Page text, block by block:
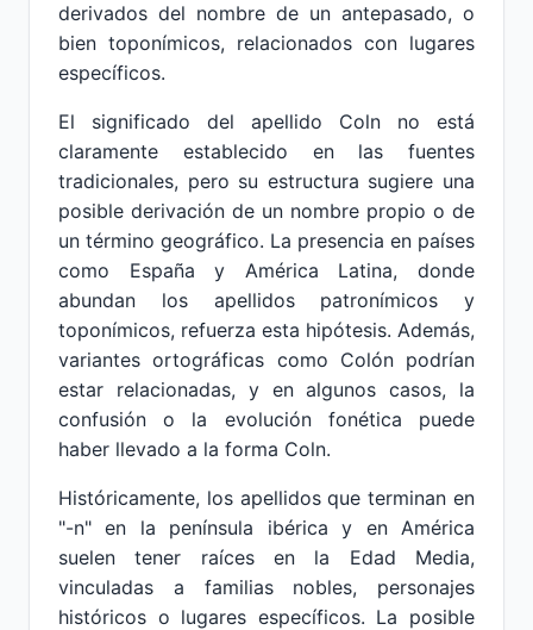
derivados del nombre de un antepasado, o
bien toponímicos, relacionados con lugares
específicos.
El significado del apellido Coln no está
claramente establecido en las fuentes
tradicionales, pero su estructura sugiere una
posible derivación de un nombre propio o de
un término geográfico. La presencia en países
como España y América Latina, donde
abundan los apellidos patronímicos y
toponímicos, refuerza esta hipótesis. Además,
variantes ortográficas como Colón podrían
estar relacionadas, y en algunos casos, la
confusión o la evolución fonética puede
haber llevado a la forma Coln.
Históricamente, los apellidos que terminan en
"-n" en la península ibérica y en América
suelen tener raíces en la Edad Media,
vinculadas a familias nobles, personajes
históricos o lugares específicos. La posible